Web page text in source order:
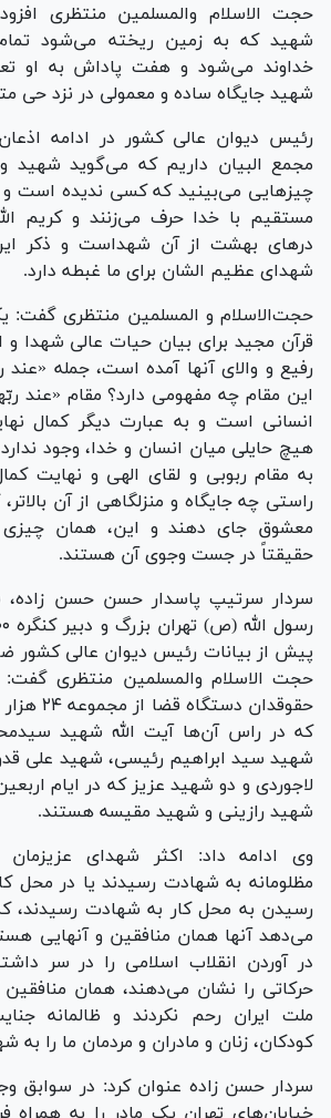
حجت الاسلام والمسلمین منتظری
شهید که به زمین ریخته می‌شود
خداوند می‌شود و هفت پاداش به او
شهید جایگاه ساده و معمولی در نزد حی
رئیس دیوان عالی کشور در ادامه
مجمع البیان داریم که می‌گوید
چیز‌هایی می‌بینید که کسی ندیده است و
مستقیم با خدا حرف می‌زنند و کریم
در‌های بهشت از آن شهداست و ذکر
شهدای عظیم الشان برای ما غبطه دارد.
حجت‌الاسلام و المسلمین منتظری گفت:
قرآن مجید برای بیان حیات عالی شهدا و
رفیع و والای آنها آمده است، جمله
این مقام چه مفهومی دارد؟ مقام «عند
انسانی است و به عبارت دیگر کمال
هیچ حایلی میان انسان و خدا، وجود
به مقام ربوبی و لقای الهی و نهایت
راستی چه جایگاه و منزلگاهی از آن
معشوق جای دهند و این، همان
حقیقتاً در جست وجوی آن هستند.
سردار سرتیپ پاسدار حسن حسن زاده،
پیش از بیانات رئیس دیوان عالی
حقوقدان
که در راس آن‌ها آیت الله شهید
شهید سید ابراهیم رئیسی، شهید علی
لاجوردی و دو شهید عزیز که در ایام
شهید رازینی و شهید مقیسه هستند.
وی ادامه داد: اکثر شهدای
مظلومانه به شهادت رسیدند یا در محل
رسیدن به محل کار به شهادت رسیدند،
می‌دهد آنها همان منافقین و آنهایی
در آوردن انقلاب اسلامی را در سر
ملت ایران رحم نکردند و ظالمانه
کودکان، زنان و مادران و مردمان ما را به
سردار حسن زاده عنوان کرد: در سوابق
خیابان‌های تهران یک مادر را به همراه